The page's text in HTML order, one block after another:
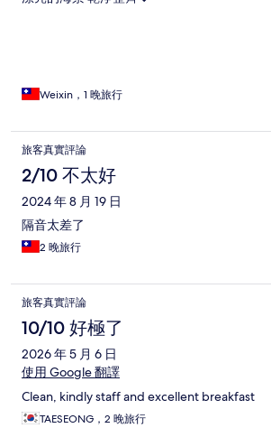
Weixin，1 晚旅行
旅客真實評論
2/10 不太好
2024 年 8 月 19 日
隔音太差了
2 晚旅行
旅客真實評論
10/10 好極了
2026 年 5 月 6 日
使用 Google 翻譯
Clean, kindly staff and excellent breakfast
TAESEONG，2 晚旅行